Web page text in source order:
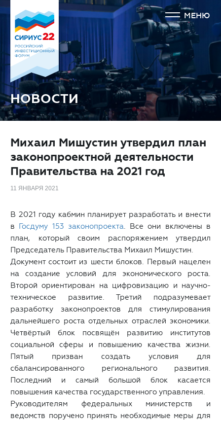
МЕНЮ
НОВОСТИ
Михаил Мишустин утвердил план
законопроектной деятельности
Правительства на 2021 год
11 ЯНВАРЯ 2021
В 2021 году кабмин планирует разработать и внести
в Госдуму 153 законопроекта. Все они включены в
план, который своим распоряжением утвердил
Председатель Правительства Михаил Мишустин.
Документ состоит из шести блоков. Первый нацелен
на создание условий для экономического роста.
Второй ориентирован на цифровизацию и научно-
техническое развитие. Третий подразумевает
разработку законопроектов для стимулирования
дальнейшего роста отдельных отраслей экономики.
Четвёртый блок посвящён развитию институтов
социальной сферы и повышению качества жизни.
Пятый призван создать условия для
сбалансированного регионального развития.
Последний и самый большой блок касается
повышения качества государственного управления.
Руководителям федеральных министерств и
ведомств поручено принять необходимые меры для